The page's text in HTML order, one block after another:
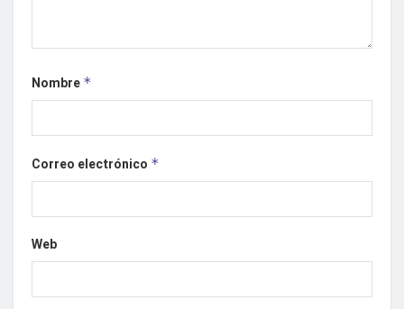
Nombre *
Correo electrónico *
Web